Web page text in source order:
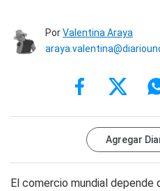
PorValentina Araya
Agregar
El comercio mundial depende